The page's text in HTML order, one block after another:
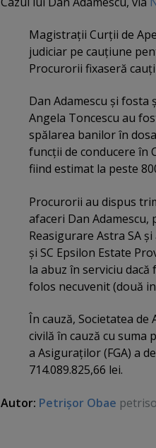
Magistraţii Curţii de
judiciar pe cauţiune
Procurorii fixaseră
Dan Adamescu şi
Angela Toncescu au
spălarea banilor în
funcţii de conducere în
fiind estimat la peste
Procurorii au dispus
afaceri Dan Adamescu,
Reasigurare Astra SA
şi SC Epsilon Estate
la abuz în serviciu
folos necuvenit (două
În cauză, Societatea
civilă în cauză cu suma
a Asiguraţilor (FGA) a
714.089.825,66 lei.
Autor: Petrişor Obae